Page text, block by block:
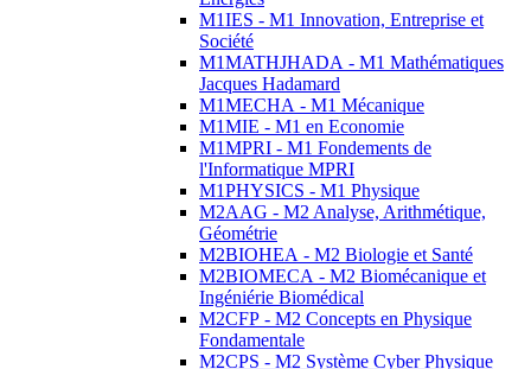
M1IES - M1 Innovation, Entreprise et
Société
M1MATHJHADA - M1 Mathématiques
Jacques Hadamard
M1MECHA - M1 Mécanique
M1MIE - M1 en Economie
M1MPRI - M1 Fondements de
l'Informatique MPRI
M1PHYSICS - M1 Physique
M2AAG - M2 Analyse, Arithmétique,
Géométrie
M2BIOHEA - M2 Biologie et Santé
M2BIOMECA - M2 Biomécanique et
Ingéniérie Biomédical
M2CFP - M2 Concepts en Physique
Fondamentale
M2CPS - M2 Système Cyber Physique